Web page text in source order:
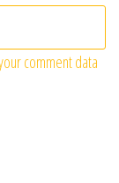
comment data